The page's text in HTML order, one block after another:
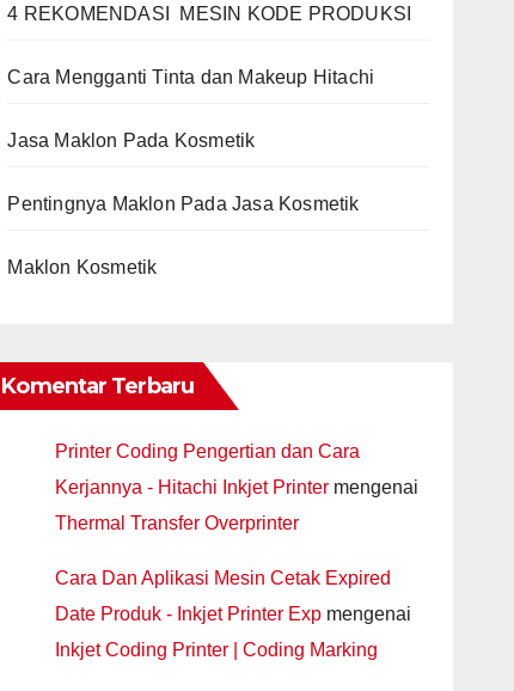
4 REKOMENDASI MESIN KODE PRODUKSI
Cara Mengganti Tinta dan Makeup Hitachi
Jasa Maklon Pada Kosmetik
Pentingnya Maklon Pada Jasa Kosmetik
Maklon Kosmetik
Komentar Terbaru
Printer Coding Pengertian dan Cara
Kerjannya - Hitachi Inkjet Printer mengenai
Thermal Transfer Overprinter
Cara Dan Aplikasi Mesin Cetak Expired
Date Produk - Inkjet Printer Exp mengenai
Inkjet Coding Printer | Coding Marking